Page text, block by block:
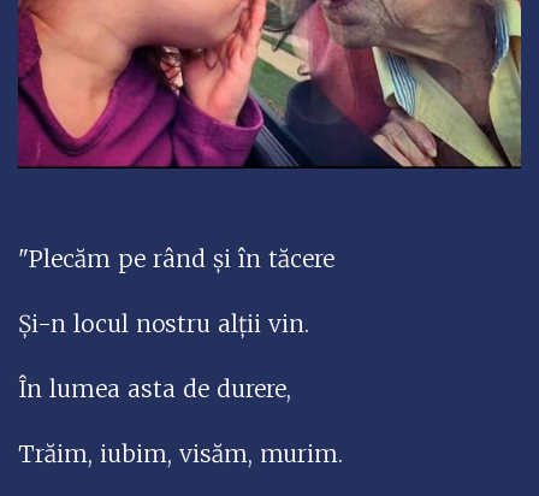
"Plecăm pe rând și în tăcere
Și-n locul nostru alții vin.
În lumea asta de durere,
Trăim, iubim, visăm, murim.